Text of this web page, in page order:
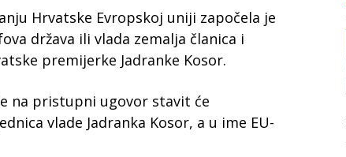
Hrvatske Evropskoj uniji započela je
država ili vlada zemalja članica i
premijerke Jadranke Kosor.
na pristupni ugovor stavit će
vlade Jadranka Kosor, a u ime EU-